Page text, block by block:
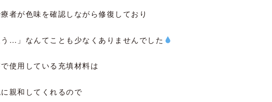
者が色味を確認しながら修復しており
う…」なんてことも少なくありませんでした
使用している充填材料は
親和してくれるので